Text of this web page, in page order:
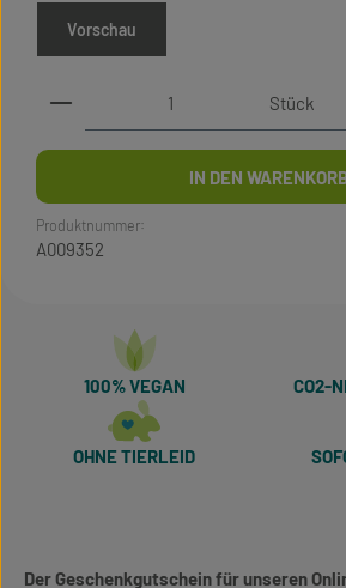
Vorschau
Produkt Anzahl: Gib denStück
IN DEN
Produktnummer:
A009352
100% VEGAN CO2-
OHNE TIERLEID
Der Geschenkgutschein für unseren